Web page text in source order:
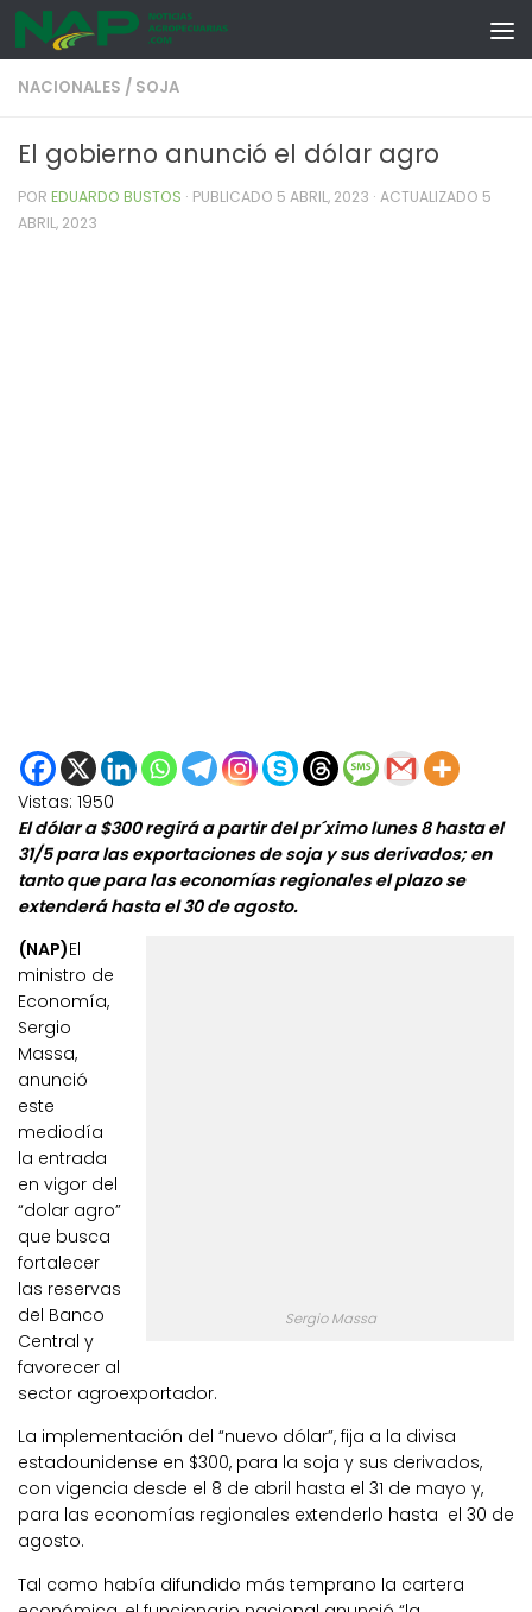
Skip to content
NACIONALES / SOJA
El gobierno anunció el dólar agro
POR EDUARDO BUSTOS · PUBLICADO 5 ABRIL, 2023 · ACTUALIZADO 5
ABRIL, 2023
Vistas: 1950
El dólar a $300 regirá a partir del pr´ximo lunes 8 hasta el
31/5 para las exportaciones de soja y sus derivados; en
tanto que para las economías regionales el plazo se
extenderá hasta el 30 de agosto.
Sergio Massa
(NAP)El
ministro de
Economía,
Sergio
Massa,
anunció
este
mediodía
la entrada
en vigor del
“dolar agro”
que busca
fortalecer
las reservas
del Banco
Central y
favorecer al
sector agroexportador.
La implementación del “nuevo dólar”, fija a la divisa
estadounidense en $300, para la soja y sus derivados,
con vigencia desde el 8 de abril hasta el 31 de mayo y,
para las economías regionales extenderlo hasta el 30 de
agosto.
Tal como había difundido más temprano la cartera